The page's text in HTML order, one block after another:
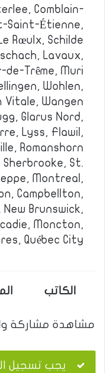
Comblain-
Saint-Étienne,
Rœulx, Schilde.
Lavaux,
de-Trême, Muri
Wohlen,
Vitale, Wangen
Glarus Nord,
Lyss, Flawil,
Romanshorn.
St.
Montreal,
Campbellton,
Brunswick,
Moncton,
Québec City.
الكاتب
مشاهدة مشاركة
يجب تسجيل